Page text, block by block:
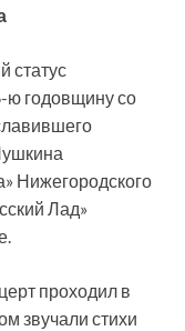
статус
ю годовщину со
Нижегородского
Лад»
проходил в
звучали стихи